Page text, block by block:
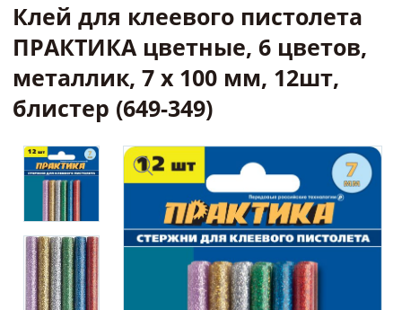
Клей для клеевого пистолета
ПРАКТИКА цветные, 6 цветов,
металлик, 7 х 100 мм, 12шт,
блистер (649-349)